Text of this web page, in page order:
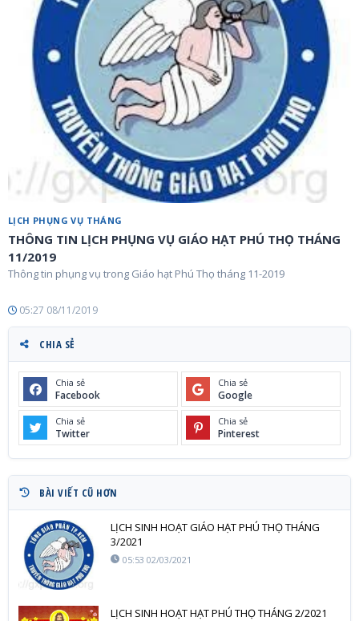
LỊCH PHỤNG VỤ THÁNG
THÔNG TIN LỊCH PHỤNG VỤ GIÁO HẠT PHÚ THỌ THÁNG
11/2019
Thông tin phụng vụ trong Giáo hạt Phú Thọ tháng 11-2019
05:27 08/11/2019
CHIA SẺ
Chia sẻ
Facebook
Chia sẻ
Google
Chia sẻ
Twitter
Chia sẻ
Pinterest
BÀI VIẾT CŨ HƠN
LỊCH SINH HOẠT GIÁO HẠT PHÚ THỌ THÁNG
3/2021
05:53 02/03/2021
LỊCH SINH HOẠT HẠT PHÚ THỌ THÁNG 2/2021